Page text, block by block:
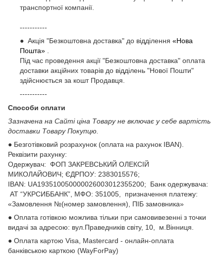
транспортної компанії.
-----------
● Акція "Безкоштовна доставка" до відділення «Нова
Пошта»
Під час проведення акції "Безкоштовна доставка" оплата
доставки акційних товарів до відділень "Нової Пошти"
здійснюється за кошт Продавця.
-----------
Способи оплати
Зазначена на Сайті ціна Товару не включає у себе вартість
доставки Товару Покупцю.
● Безготівковий розрахунок (оплата на рахунок IBAN).
Реквізити рахунку:
Одержувач: ФОП ЗАКРЕВСЬКИЙ ОЛЕКСІЙ
МИКОЛАЙОВИЧ; ЄДРПОУ: 2383015576;
ІВАN: UA193510050000026003012355200; Банк одержувача:
АТ “УКРСИББАНК”, МФО: 351005, призначення платежу:
«Замовлення №(номер замовлення), ПІБ замовника»
● Оплата готівкою можлива тільки при самовивезенні з точки
видачі за адресою: вул.Праведників світу, 10, м.Вінниця.
● Оплата картою Visa, Mastercard - онлайн-оплата
банківською карткою (WayForPay)